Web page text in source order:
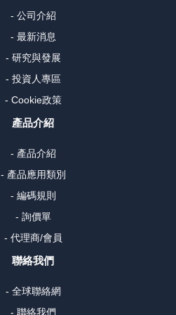
- 公司介紹
- 最新消息
- 研究與發展
- 投資人專區
- Cookie政策
產品介紹
- 產品介紹
- 產品應用類別
- 編碼規則
- 詢價單
- 代理商/會員
聯絡我們
- 全球聯絡網
- 聯絡我們